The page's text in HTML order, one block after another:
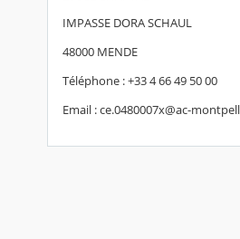
IMPASSE DORA SCHAUL
48000 MENDE
Téléphone : +33 4 66 49 50 00
Email : ce.0480007x@ac-